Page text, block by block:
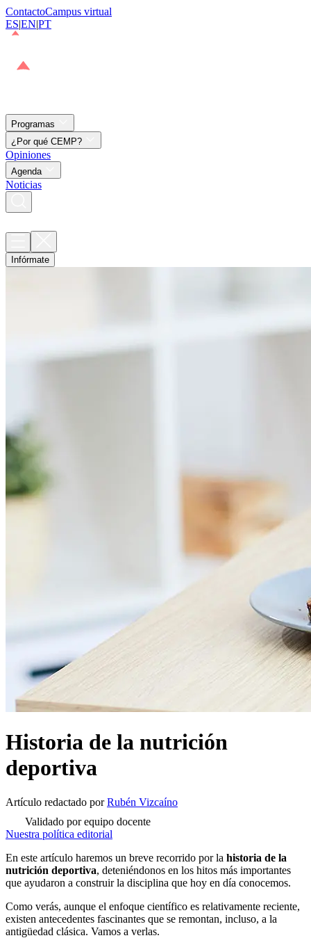
ContactoCampus virtual
ES|EN|PT
Programas
¿Por qué CEMP?
Opiniones
Agenda
Noticias
Infórmate
Historia de la nutrición
deportiva
Artículo redactado porRubén Vizcaíno
Validado por equipo docente
Nuestra política editorial
En este artículo haremos un breve recorrido por la historia de la
nutrición deportiva, deteniéndonos en los hitos más importantes
que ayudaron a construir la disciplina que hoy en día conocemos.
Como verás, aunque el enfoque científico es relativamente reciente,
existen antecedentes fascinantes que se remontan, incluso, a la
antigüedad clásica. Vamos a verlas.